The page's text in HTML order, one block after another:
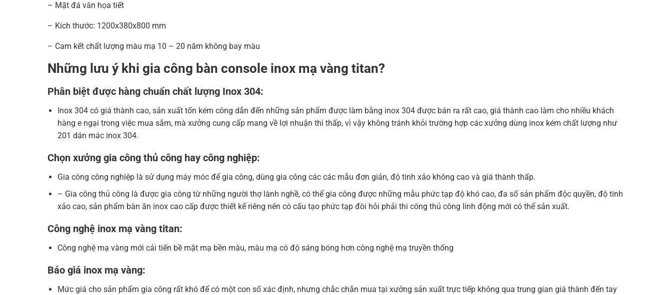
– Mặt đá vân họa tiết
– Kích thước: 1200x380x800 mm
– Cam kết chất lượng màu mạ 10 – 20 năm không bay màu
Những lưu ý khi gia công bàn console inox mạ vàng titan?
Phân biệt được hàng chuẩn chất lượng Inox 304:
Inox 304 có giá thành cao, sản xuất tốn kém công dẫn đến những sản phẩm được làm bằng inox 304 được bán ra rất cao, giá thành cao làm cho nhiều khách
hàng e ngại trong việc mua sắm, mà xưởng cung cấp mang về lợi nhuận thì thấp, vì vậy không tránh khỏi trường hợp các xưởng dùng inox kém chất lượng như
201 dán mác inox 304.
Chọn xưởng gia công thủ công hay công nghiệp:
Gia công công nghiệp là sử dụng máy móc để gia công, dùng gia công các các mẫu đơn giản, độ tinh xảo không cao và giá thành thấp.
– Gia công thủ công là được gia công từ những người thợ lành nghề, có thể gia công được những mẫu phức tạp độ khó cao, đa số sản phẩm độc quyền, độ tinh
xảo cao, sản phẩm bàn ăn inox cao cấp được thiết kế riêng nên có cấu tạo phức tạp đòi hỏi phải thi công thủ công linh động mới có thể sản xuất.
Công nghệ inox mạ vàng titan:
Công nghệ mạ vàng mới cải tiến bề mặt mạ bền màu, màu mạ có độ sáng bóng hơn công nghệ mạ truyền thống
Báo giá inox mạ vàng:
Mức giá cho sản phẩm gia công rất khó để có một con số xác định, nhưng chắc chắn mua tại xưởng sản xuất trực tiếp không qua trung gian giá thành đến tay